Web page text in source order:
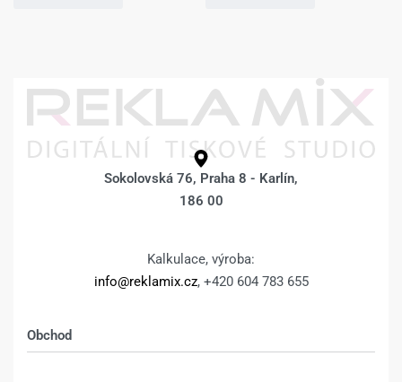
Sokolovská 76, Praha 8 - Karlín,
186 00
Kalkulace, výroba:
info@reklamix.cz, +420 604 783 655
Obchod